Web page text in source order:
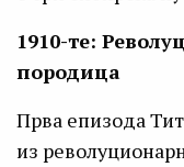
1910-те:
породица
Прва епизода
из